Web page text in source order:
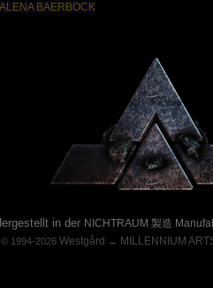
BAERBOCK
in der NICHTRAUM 製造
© 1994-2026 Westgård → MILLENNIUM
Powered By :